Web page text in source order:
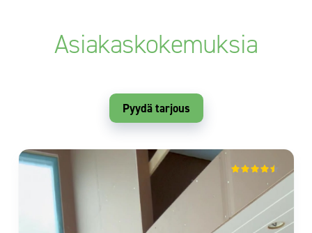
Asiakaskokemuksia
Pyydä tarjous
mika vuorio
2 months ago
Sievitalo vaikuttaa luotettavalta toimijalta.